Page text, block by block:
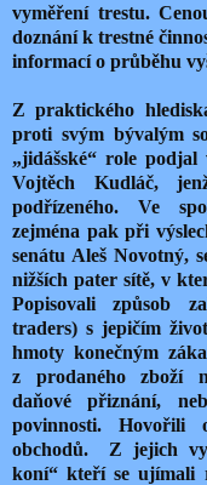
vyměření trestu.
doznání k trestné
informací o průběhu
Z praktického
proti svým bývalým
„jidášské“ role
Vojtěch Kudláč,
podřízeného. Ve
zejména pak při
senátu Aleš Novotný,
nižších pater sítě, v
Popisovali způsob
traders) s jepičím
hmoty konečným
z prodaného zboží
daňové přiznání,
povinnosti. Hovořili
obchodů. Z jejich
koní“ kteří se ujímali